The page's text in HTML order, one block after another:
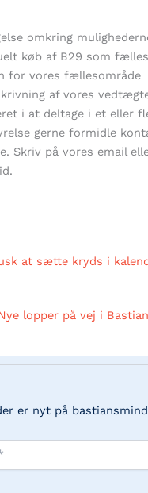
omkring
køb af B29 som
for vores fællesområde
af vores
i at deltage i et eller
gerne formidle
Skriv på vores email
at sætte kryds i
lopper på vej i
er nyt på